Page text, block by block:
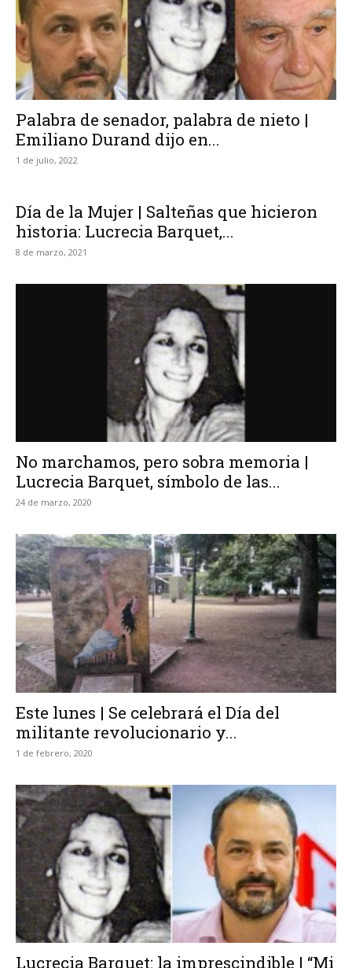
Palabra de senador, palabra de nieto |
Emiliano Durand dijo en...
1 de julio, 2022
Día de la Mujer | Salteñas que hicieron
historia: Lucrecia Barquet,...
8 de marzo, 2021
No marchamos, pero sobra memoria |
Lucrecia Barquet, símbolo de las...
24 de marzo, 2020
Este lunes | Se celebrará el Día del
militante revolucionario y...
1 de febrero, 2020
Lucrecia Barquet: la imprescindible | “Mi